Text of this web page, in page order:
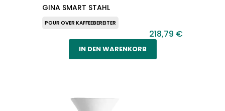
GINA SMART STAHL
POUR OVER KAFFEEBEREITER
218,79 €
IN DEN WARENKORB